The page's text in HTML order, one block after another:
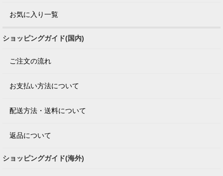
お気に入り一覧
ショッピングガイド(国内)
ご注文の流れ
お支払い方法について
配送方法・送料について
返品について
ショッピングガイド(海外)